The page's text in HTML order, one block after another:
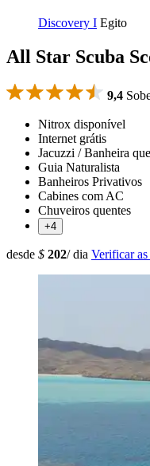
Discovery I Egito
All Star Scuba
9,4
Nitrox disponível
Internet grátis
Jacuzzi / Banheira
Guia Naturalista
Banheiros Privativos
Cabines com AC
Chuveiros quentes
+4
desde $ 202/ dia Verificar as